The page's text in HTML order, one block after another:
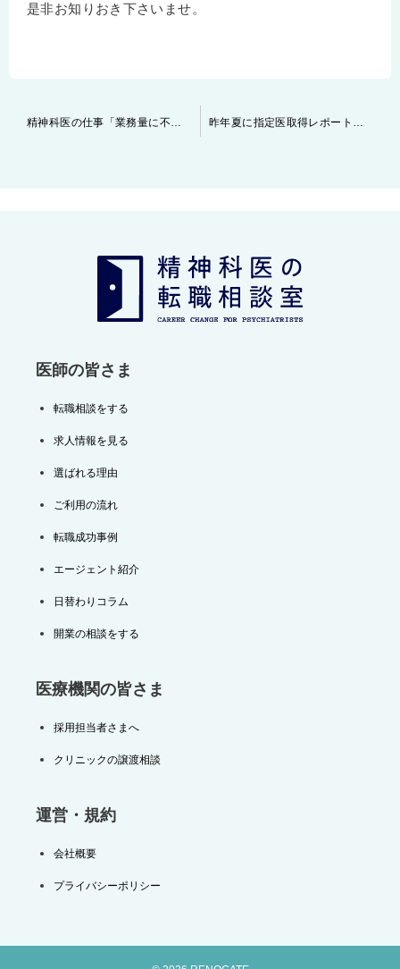
是非お知りおき下さいませ。
精神科医の仕事「業務量に不公平さを感じる時」 昨年夏に指定医取得レポートを提出された先生、既に合否が出始めています！
医師の皆さま
転職相談をする
求人情報を見る
選ばれる理由
ご利用の流れ
転職成功事例
エージェント紹介
日替わりコラム
開業の相談をする
医療機関の皆さま
採用担当者さまへ
クリニックの譲渡相談
運営・規約
会社概要
プライバシーポリシー